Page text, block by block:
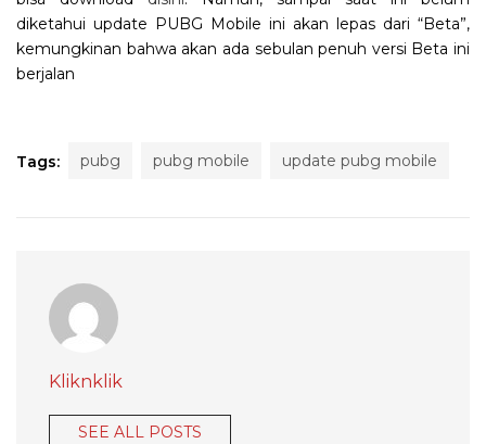
diketahui update PUBG Mobile ini akan lepas dari “Beta”,
kemungkinan bahwa akan ada sebulan penuh versi Beta ini
berjalan
Tags: pubg pubg mobile update pubg mobile
Kliknklik
SEE ALL POSTS